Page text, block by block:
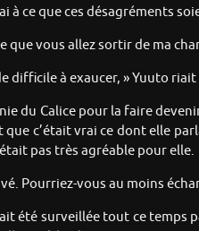
à ce que ces désagréments
que vous allez sortir de ma
difficile à exaucer, » Yuuto
du Calice pour la faire
que c’était vrai ce dont elle
pas très agréable pour elle.
Pourriez-vous au moins
été surveillée tout ce temps